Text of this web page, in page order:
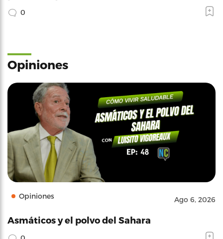
0
Opiniones
Opiniones Ago 6, 2026
Asmáticos y el polvo del Sahara